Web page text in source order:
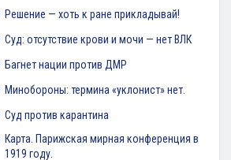
Решение — хоть к ране прикладывай!
Суд: отсутствие крови и мочи — нет ВЛК
Багнет нации против ДМР
Минобороны: термина «уклонист» нет.
Суд против карантина
Карта. Парижская мирная конференция в
1919 году.